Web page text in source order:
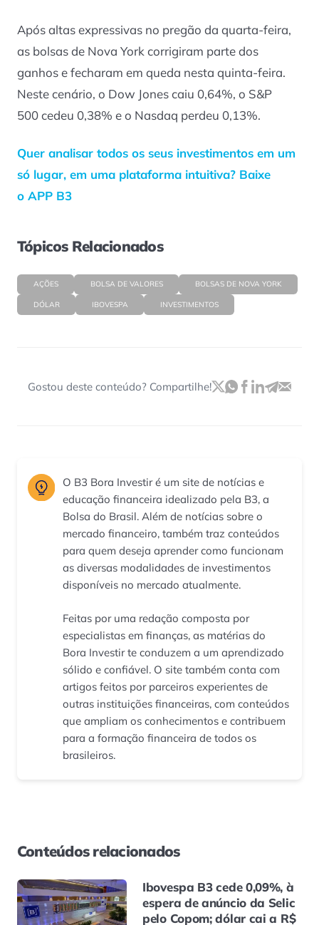
Após altas expressivas no pregão da quarta-feira,
as bolsas de Nova York corrigiram parte dos
ganhos e fecharam em queda nesta quinta-feira.
Neste cenário, o Dow Jones caiu 0,64%, o S&P
500 cedeu 0,38% e o Nasdaq perdeu 0,13%.
Quer analisar todos os seus investimentos em um
só lugar, em uma plataforma intuitiva? Baixe
o APP B3
Tópicos Relacionados
AÇÕES BOLSA DE VALORES BOLSAS DE NOVA YORK
DÓLAR IBOVESPA INVESTIMENTOS
Gostou deste conteúdo? Compartilhe!
O B3 Bora Investir é um site de notícias e
educação financeira idealizado pela B3, a
Bolsa do Brasil. Além de notícias sobre o
mercado financeiro, também traz conteúdos
para quem deseja aprender como funcionam
as diversas modalidades de investimentos
disponíveis no mercado atualmente.
Feitas por uma redação composta por
especialistas em finanças, as matérias do
Bora Investir te conduzem a um aprendizado
sólido e confiável. O site também conta com
artigos feitos por parceiros experientes de
outras instituições financeiras, com conteúdos
que ampliam os conhecimentos e contribuem
para a formação financeira de todos os
brasileiros.
Conteúdos relacionados
Ibovespa B3 cede 0,09%, à
espera de anúncio da Selic
pelo Copom; dólar cai a R$